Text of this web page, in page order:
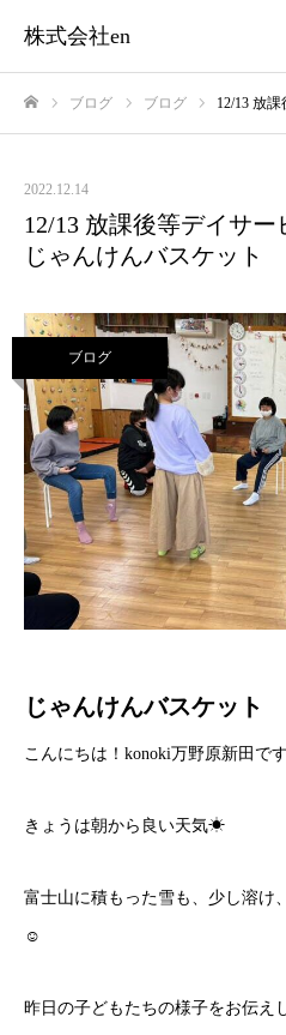
株式会社en
ブログ ブログ 12/13 放課後等
2022.12.14
12/13 放課後等デイサー
じゃんけんバスケット
ブログ
じゃんけんバスケット
こんにちは！konoki万野原新田です
きょうは朝から良い天気☀
富士山に積もった雪も、少し溶け
☺
昨日の子どもたちの様子をお伝え